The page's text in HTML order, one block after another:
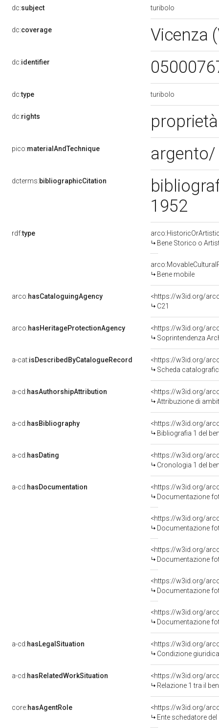
dc:subject turibolo
dc:coverage Vicenza
dc:identifier
dc:type turibolo
dc:rights
pico:materialAndTechnique
dcterms:bibliographicCitation
1952
rdf:type
Bene Storico o
Bene mobile
arco:hasCataloguingAgency
<https://w3id.org/
C21
arco:hasHeritageProtectionAgency
<https://w3id.org/
Soprintendenza
a-cat:isDescribedByCatalogueRecord
<https://w3id.org/
Scheda
a-cd:hasAuthorshipAttribution
<https://w3id.org/
Attribuzione di
a-cd:hasBibliography
<https://w3id.org/
Bibliografia 1 del
a-cd:hasDating
<https://w3id.org/
Cronologia 1 del
a-cd:hasDocumentation
Documentazione
Documentazione
Documentazione
Documentazione
Documentazione
a-cd:hasLegalSituation
Condizione
a-cd:hasRelatedWorkSituation
<https://w3id.org/
Relazione 1 tra il
core:hasAgentRole
<https://w3id.org/
Ente schedatore